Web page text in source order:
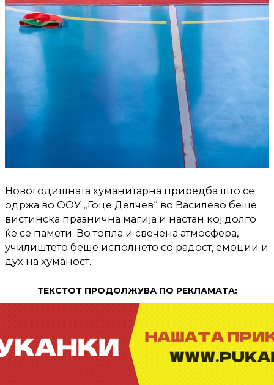
Новогодишната хуманитарна приредба што се
одржа во ООУ „Гоце Делчев“ во Василево беше
вистинска празнична магија и настан кој долго
ќе се памети. Во топла и свечена атмосфера,
училиштето беше исполнето со радост, емоции и
дух на хуманост.
ТЕКСТОТ ПРОДОЛЖУВА ПО РЕКЛАМАТА: